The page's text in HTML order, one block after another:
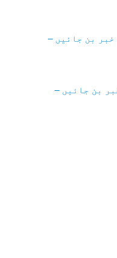
بن جائیں –
بن جائیں –